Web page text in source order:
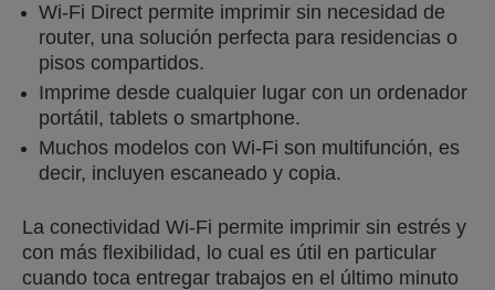
Wi-Fi Direct permite imprimir sin necesidad de
router, una solución perfecta para residencias o
pisos compartidos.
Imprime desde cualquier lugar con un ordenador
portátil, tablets o smartphone.
Muchos modelos con Wi-Fi son multifunción, es
decir, incluyen escaneado y copia.
La conectividad Wi-Fi permite imprimir sin estrés y
con más flexibilidad, lo cual es útil en particular
cuando toca entregar trabajos en el último minuto